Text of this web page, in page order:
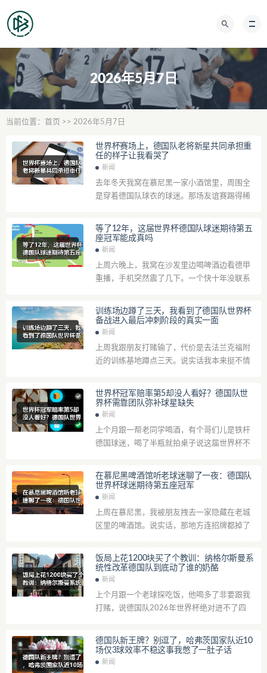
2026年5月7日
当前位置： 首页 >> 2026年5月7日
世界杯赛场上，德国队老将新星共同承担重
任的样子让我看哭了
新闻
去年冬天我窝在慕尼黑一家小酒馆里，周围全
是穿着德国队球衣的球迷。那场友谊赛踢得稀
一个满头白发的老头拍着我的肩膀说：“孩...
等了12年，这届世界杯德国队球迷期待第五
座冠军能成真吗
新闻
上周六晚上，我窝在沙发里边喝啤酒边看德甲
重播，手机突然震了几下。一个快十年没联系
生公寓里举着德国国旗庆祝的那张合影，...
训练场边蹲了三天，我看到了德国队世界杯
备战进入最后冲刺阶段的真实一面
新闻
上周我跟朋友打赌输了，代价是去法兰克福附
近的训练基地蹲点三天。说实话我本来挺不情
猜怎么着，第三天下午我气得差点把保温杯
摔...
世界杯冠军赔率第5却没人看好？德国队世
界杯需靠团队弥补球星缺失
新闻
上个月跟一帮老同学喝酒，有个哥们儿是铁杆
德国球迷，喝了半瓶就拍桌子说这届世界杯不
退了，穆勒老了，萨内状态跟过山车似的，
哈...
在慕尼黑啤酒馆听老球迷聊了一夜：德国队
世界杯球迷期待第五座冠军
新闻
上周在慕尼黑，我被朋友拽去一家隐藏在老城
区里的啤酒馆。说实话，那地方连招牌都掉了
了个头发花白的老爷子，穿着95年那款老掉...
饭局上花1200块买了个教训：纳格尔斯曼系
统性改革德国队到底动了谁的奶酪
新闻
上个月跟一个老球探吃饭，他喝多了非要跟我
打赌，说德国队2026年世界杯绝对进不了四
东西看着挺唬人。结果他拍出一千二现金，...
德国队新王牌？别逗了，哈弗茨国家队近10
场仅3球效率不稳这事我憋了一肚子话
新闻